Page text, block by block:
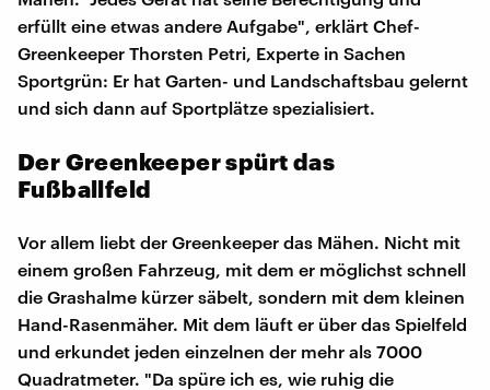
erfüllt eine etwas andere Aufgabe", erklärt Chef-
Greenkeeper Thorsten Petri, Experte in Sachen
Sportgrün: Er hat Garten- und Landschaftsbau gelernt
und sich dann auf Sportplätze spezialisiert.
Der Greenkeeper spürt das
Fußballfeld
Vor allem liebt der Greenkeeper das Mähen. Nicht mit
einem großen Fahrzeug, mit dem er möglichst schnell
die Grashalme kürzer säbelt, sondern mit dem kleinen
Hand-Rasenmäher. Mit dem läuft er über das Spielfeld
und erkundet jeden einzelnen der mehr als 7000
Quadratmeter. "Da spüre ich es, wie ruhig die